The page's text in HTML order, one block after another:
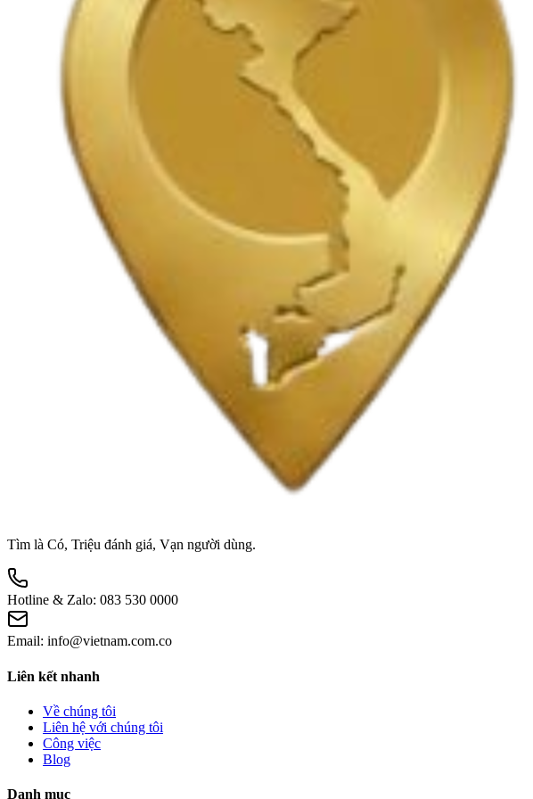
Tìm là Có, Triệu đánh giá, Vạn người dùng.
Hotline & Zalo: 083 530 0000
Email: info@vietnam.com.co
Liên kết nhanh
Về chúng tôi
Liên hệ với chúng tôi
Công việc
Blog
Danh mục